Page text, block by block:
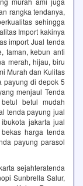
rangka tendanya,
sehingga
Import kakinya
import Jual tenda
taman, kebun anti
merah, hijau, biru
Murah dan Kulitas
payung di depok 5
menjaul Tenda
betul mudah
tenda payung jual
jakarta jual
harga tenda
payung parasol
sejahteratenda
Sunbrella Salur,